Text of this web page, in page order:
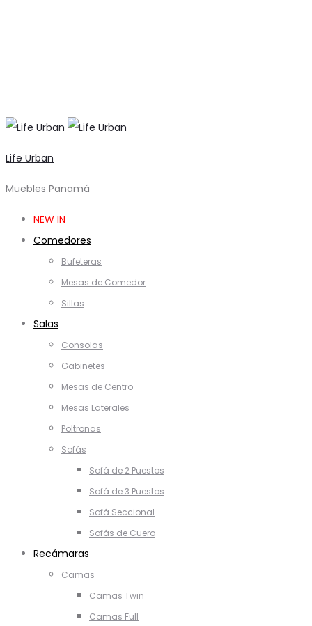
Life Urban
Muebles Panamá
NEW IN
Comedores
Bufeteras
Mesas de Comedor
Sillas
Salas
Consolas
Gabinetes
Mesas de Centro
Mesas Laterales
Poltronas
Sofás
Sofá de 2 Puestos
Sofá de 3 Puestos
Sofá Seccional
Sofás de Cuero
Recámaras
Camas
Camas Twin
Camas Full